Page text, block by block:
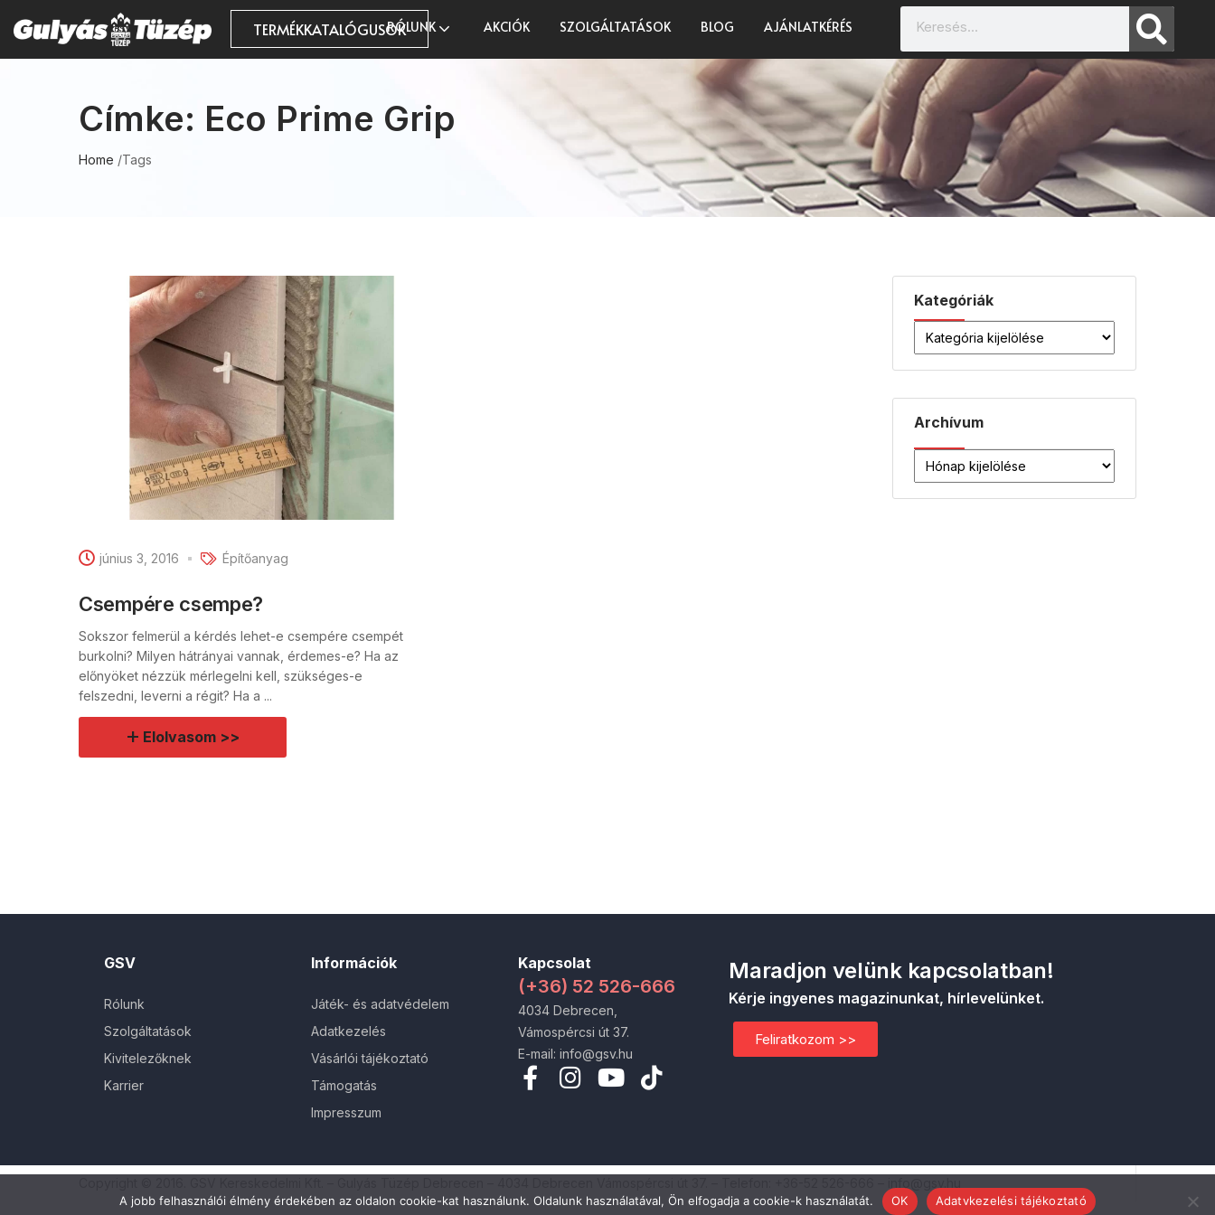
TERMÉKKATALÓGUSOKRÓLUNK AKCIÓK SZOLGÁLTATÁSOK BLOG AJÁNLATKÉRÉS
Címke: Eco Prime Grip
Home /Tags
Kategóriák
Archívum
június 3, 2016 Építőanyag
Csempére csempe?
Sokszor felmerül a kérdés lehet-e csempére csempét
burkolni? Milyen hátrányai vannak, érdemes-e? Ha az
előnyöket nézzük mérlegelni kell, szükséges-e
felszedni, leverni a régit? Ha a ...
Elolvasom >>
GSV
Rólunk
Szolgáltatások
Kivitelezőknek
Karrier
Információk
Játék- és adatvédelem
Adatkezelés
Vásárlói tájékoztató
Támogatás
Impresszum
Kapcsolat
(+36) 52 526-666
4034 Debrecen,
Vámospércsi út 37.
E-mail: info@gsv.hu
Maradjon velünk kapcsolatban!
Kérje ingyenes magazinunkat, hírlevelünket.
Feliratkozom >>
A jobb felhasználói élmény érdekében az oldalon cookie-kat használunk. Oldalunk használatával, Ön elfogadja a cookie-k használatát. OK Adatvkezelési tájékoztató